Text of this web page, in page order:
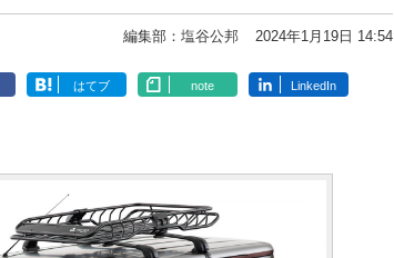
編集部：塩谷公邦 2024年1月19日 14:54
はてブ note LinkedIn